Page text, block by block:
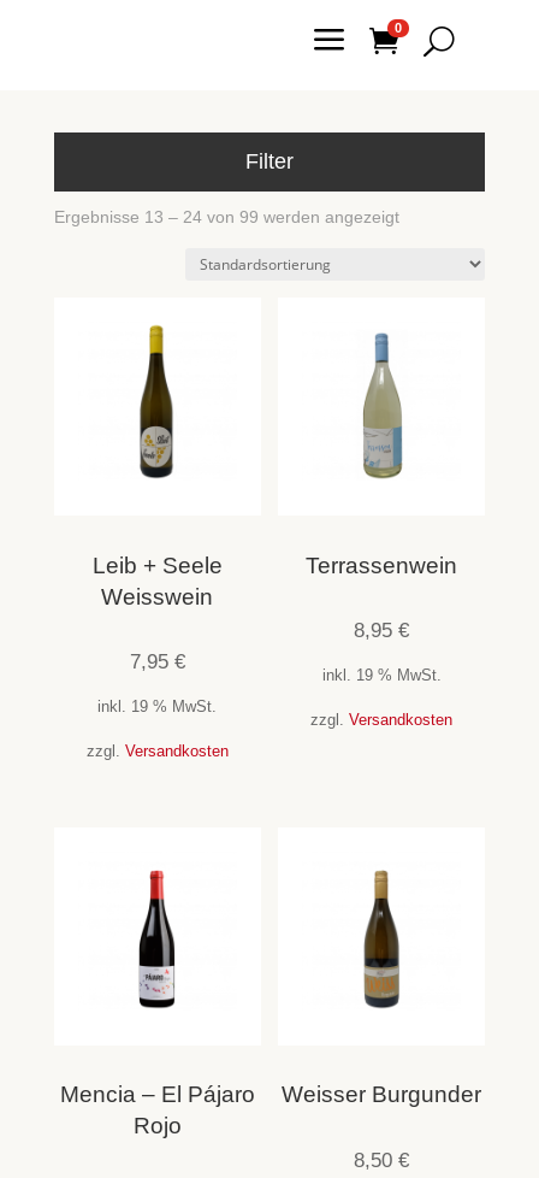
a 0 U
Filter
Ergebnisse 13 – 24 von 99 werden angezeigt
Leib + Seele
Weisswein
7,95 €
inkl. 19 % MwSt.
zzgl. Versandkosten
Terrassenwein
8,95€
inkl. 19 % MwSt.
zzgl.Versandkosten
Mencia – El Pájaro
Rojo
Weisser Burgunder
8,50€